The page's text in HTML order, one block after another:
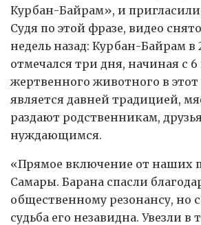
Курбан-Байрам», и
Судя по этой фразе, видео
недель назад: Курбан-Байрам в
отмечался три дня, начиная с
жертвенного животного в
является давней традицией,
раздают родственникам,
нуждающимся.
«Прямое включение от наших
Самары. Барана спасли
общественному резонансу, но
судьба его незавидна. Увезли